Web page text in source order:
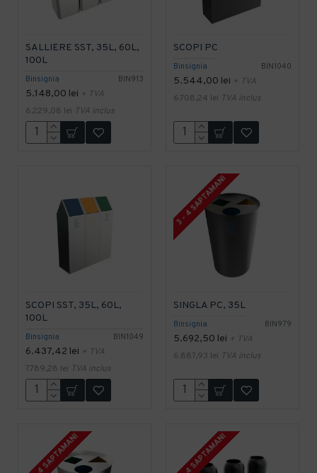
Binsignia BIN913
SALLIERE SST, 35L, 60L,
100L
5.148,00 lei + TVA
6.229,08 lei TVA inclus
Binsignia BIN1040
SCOPI PC
5.544,00 lei + TVA
6.708,24 lei TVA inclus
Binsignia BIN1049
SCOPI SST, 35L, 60L,
100L
6.437,42 lei + TVA
7.789,28 lei TVA inclus
3 - 4 SAPTAMANI
Binsignia BIN979
SINGLA PC, 35L
5.692,50 lei + TVA
6.887,93 lei TVA inclus
3 - 4 SAPTAMANI 3 - 4 SAPTAMANI